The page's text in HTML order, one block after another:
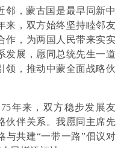
邻，蒙古国是最早同新中
来，双方始终坚持睦邻友
作，为两国人民带来实实
发展，愿同总统先生一道
领，推动中蒙全面战略伙
年来，双方稳步发展友
伙伴关系。我愿同主席先
与共建“一带一路”倡议对